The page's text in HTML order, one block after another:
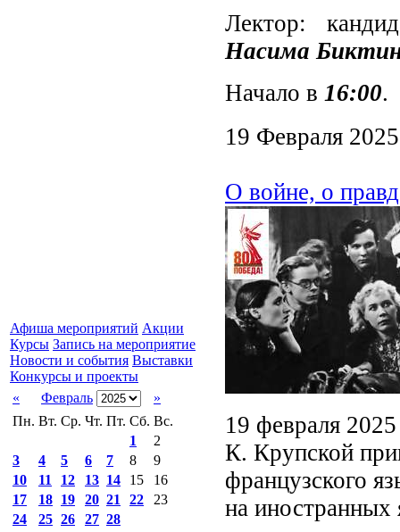
Афиша мероприятий Акции
Курсы Запись на мероприятие
Новости и события Выставки
Конкурсы и проекты
«
Февраль
»
Пн. Вт. Ср. Чт. Пт. Сб. Вс.
1
2
3
4 5 6 7 8
9
10
11 12 13 14 15
16
17
18 19 20 21 22
23
24
25 26 27 28
Лектор:
Насима
Начало в 16:00.
19 Февраля 2025
О войне, о
19 февраля
К. Крупской
французского
на иностранных